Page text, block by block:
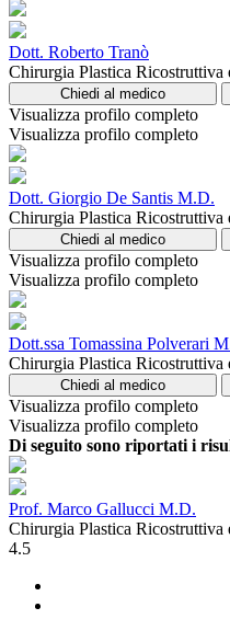
Dott. Roberto Tranò
Chirurgia Plastica
Chiedi al medico
Visualizza profilo completo
Visualizza profilo completo
Dott. Giorgio De Santis M.D.
Chirurgia Plastica Ricostruttiva
Chiedi al medico
Visualizza profilo completo
Visualizza profilo completo
Dott.ssa Tomassina Polverari
Chirurgia Plastica Ricostruttiva
Chiedi al medico
Visualizza profilo completo
Visualizza profilo completo
Di seguito sono riportati i
Prof. Marco Gallucci M.D.
Chirurgia Plastica Ricostruttiva
4.5